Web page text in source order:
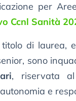
per
Ccnl Sanità
di laurea,
sono
, riservata
e